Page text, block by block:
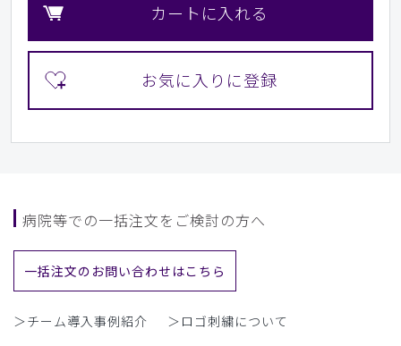
カートに入れる
病院等での一括注文をご検討の方へ
一括注文のお問い合わせはこちら
＞チーム導入事例紹介 ＞ロゴ刺繍について